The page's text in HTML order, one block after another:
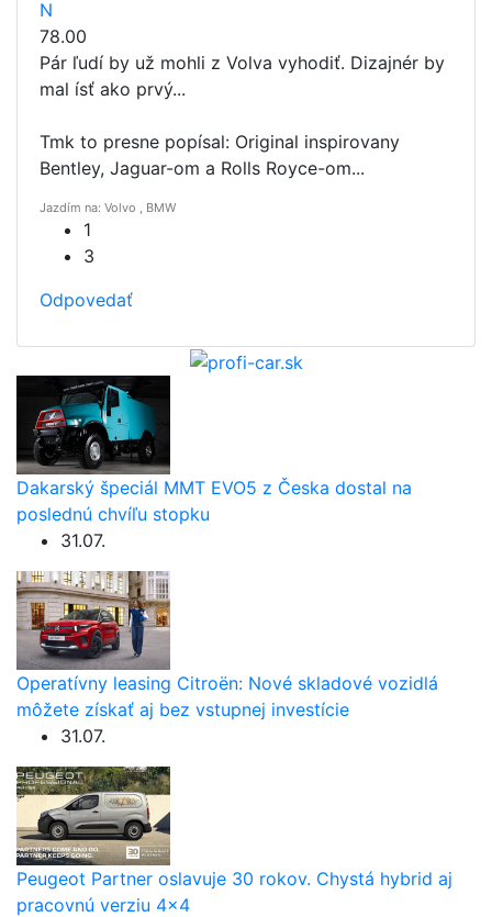
N
78.00
Pár ľudí by už mohli z Volva vyhodiť. Dizajnér by
mal ísť ako prvý...
Tmk to presne popísal: Original inspirovany
Bentley, Jaguar-om a Rolls Royce-om...
Jazdím na: Volvo , BMW
1
3
Odpovedať
Dakarský špeciál MMT EVO5 z Česka dostal na
poslednú chvíľu stopku
31.07.
Operatívny leasing Citroën: Nové skladové vozidlá
môžete získať aj bez vstupnej investície
31.07.
Peugeot Partner oslavuje 30 rokov. Chystá hybrid aj
pracovnú verziu 4×4